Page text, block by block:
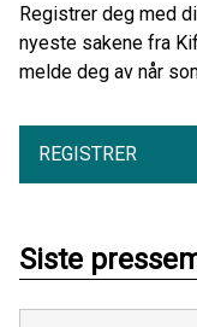
Registrer deg med
nyeste sakene fra
melde deg av når
REGISTRER
Siste